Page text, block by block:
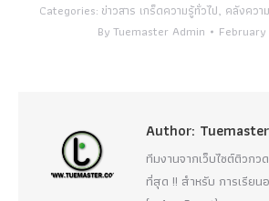
Categories: ข่าวสาร เกร็ดความรู้ทั่วไป, คลังควา
ByTuemaster Admin February
Author:
ทีมงานจากเว็บไซต์ติวกว
ที่สุด !! สำหรับ การเรียน